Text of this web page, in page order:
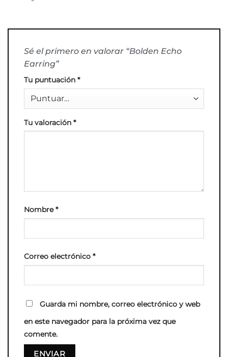
Sé el primero en valorar “Bolden Echo
Earring”
Tu puntuación *
Tu valoración *
Nombre*
Correo electrónico *
Guarda mi nombre, correo electrónico y web
en este navegador para la próxima vez que
comente.